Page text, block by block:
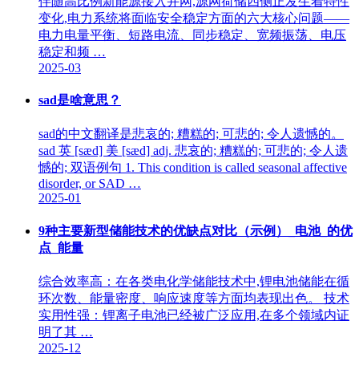
变化,电力系统将面临安全稳定方面的六大核心问题——
电力电量平衡、短路电流、同步稳定、宽频振荡、电压
稳定和频 …
2025-03
sad是啥意思？
sad的中文翻译是悲哀的; 糟糕的; 可悲的; 令人遗憾的。
sad 英 [sæd] 美 [sæd] adj. 悲哀的; 糟糕的; 可悲的; 令人遗
憾的; 双语例句 1. This condition is called seasonal affective
disorder, or SAD …
2025-01
9种主要新型储能技术的优缺点对比（示例）_电池_的优
点_能量
综合效率高：在各类电化学储能技术中,锂电池储能在循
环次数、能量密度、响应速度等方面均表现出色。 技术
实用性强：锂离子电池已经被广泛应用,在多个领域内证
明了其 …
2025-12